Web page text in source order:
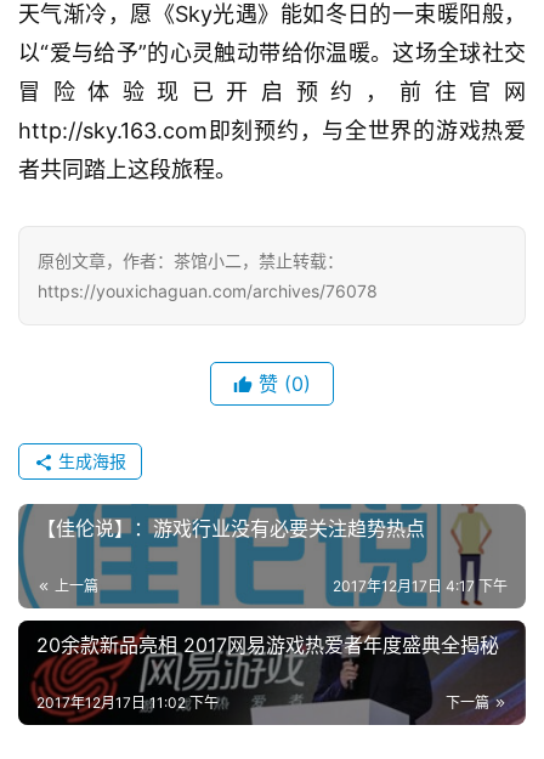
天气渐冷，愿《Sky光遇》能如冬日的一束暖阳般，
以“爱与给予”的心灵触动带给你温暖。这场全球社交
冒险体验现已开启预约，前往官网
http://sky.163.com即刻预约，与全世界的游戏热爱
者共同踏上这段旅程。
原创文章，作者：茶馆小二，禁止转载：
https://youxichaguan.com/archives/76078
赞 (0)
生成海报
【佳伦说】：游戏行业没有必要关注趋势热点
上一篇 2017年12月17日 4:17 下午
20余款新品亮相 2017网易游戏热爱者年度盛典全揭秘
下一篇
2017年12月17日 11:02 下午